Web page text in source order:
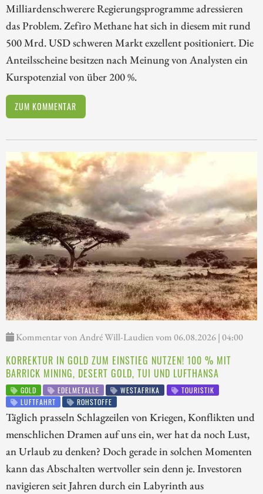
Milliardenschwerere Regierungsprogramme adressieren
das Problem. Zefiro Methane hat sich in diesem mit rund
500 Mrd. USD schweren Markt exzellent positioniert. Die
Anteilsscheine besitzen nach Meinung von Analysten ein
Kurspotenzial von über 200 %.
ZUM KOMMENTAR
Kommentar von André Will-Laudien vom 06.08.2026 | 04:00
KORREKTUR IN GOLD ZUM EINSTIEG NUTZEN! 100 % MIT
BARRICK MINING, DESERT GOLD, TUI UND LUFTHANSA
GOLD EDELMETALLE WESTAFRIKA
TOURISTIK
LUFTFAHRT
ROHSTOFFE
Täglich prasseln Schlagzeilen von Kriegen, Konflikten und
menschlichen Dramen auf uns ein, wer hat da noch Lust,
an Urlaub zu denken? Doch gerade in solchen Momenten
kann das Abschalten wertvoller sein denn je. Investoren
navigieren seit Jahren durch ein Labyrinth aus